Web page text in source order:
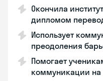
Окончила
дипломом
Использует
преодоления
Помогает
коммуникации на